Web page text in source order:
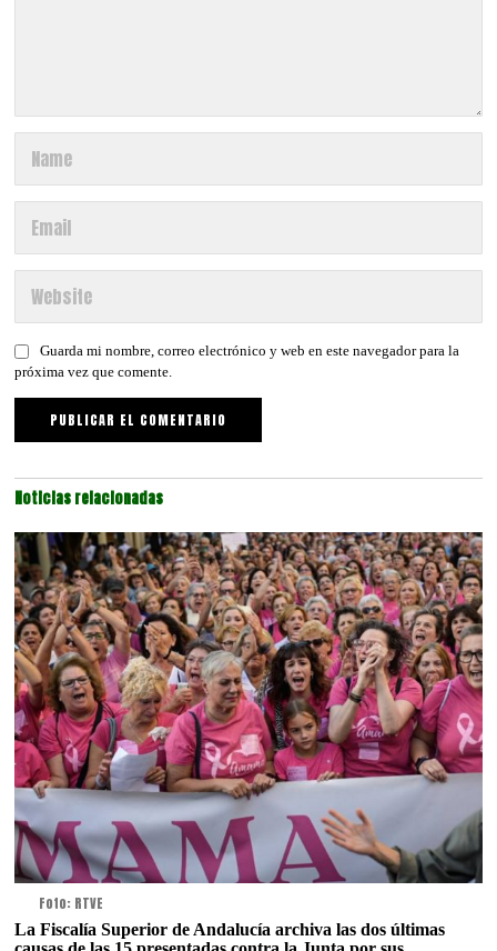
Guarda mi nombre, correo electrónico y web en este navegador para la
próxima vez que comente.
Noticias relacionadas
Foto: RTVE
La Fiscalía Superior de Andalucía archiva las dos últimas